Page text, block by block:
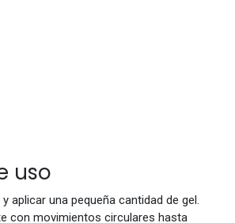
uso
aplicar una pequeña cantidad de gel.
con movimientos circulares hasta